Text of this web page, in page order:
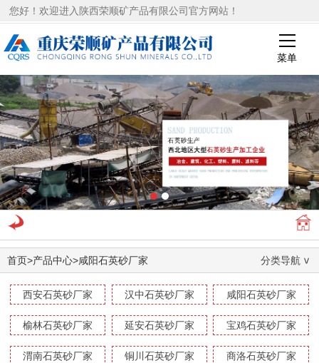
您好！欢迎进入陕西荣顺矿产品有限公司官方网站！
菜单
1 2
首页>产品中心>咸阳石英砂厂家 分类导航
西安石英砂厂家 汉中石英砂厂家 咸阳石英砂厂家
榆林石英砂厂家 延安石英砂厂家 宝鸡石英砂厂家
渭南石英砂厂家 铜川石英砂厂家 商洛石英砂厂家